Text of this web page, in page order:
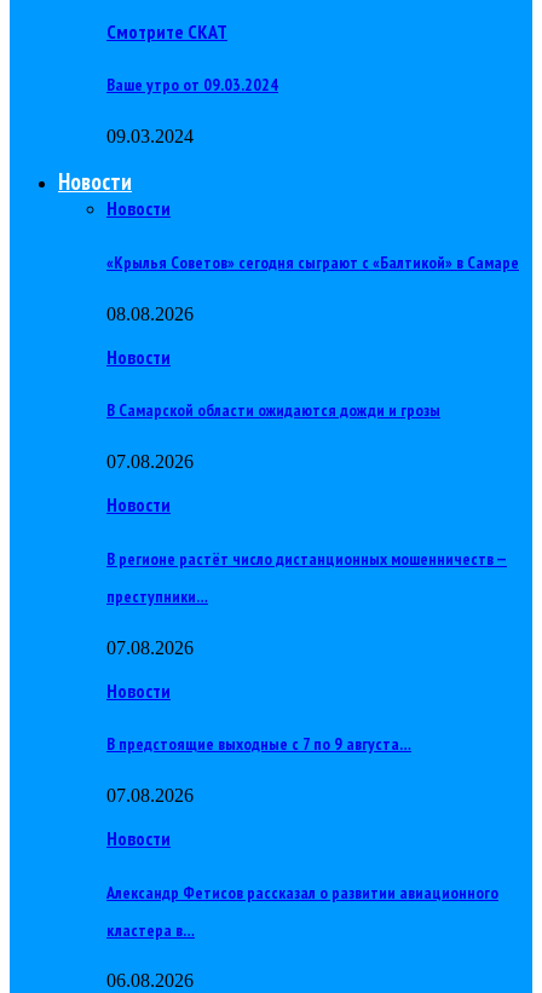
Смотрите СКАТ
Ваше утро от 09.03.2024
09.03.2024
Новости
Новости
«Крылья Советов» сегодня сыграют с «Балтикой» в Самаре
08.08.2026
Новости
В Самарской области ожидаются дожди и грозы
07.08.2026
Новости
В регионе растёт число дистанционных мошенничеств —
преступники…
07.08.2026
Новости
В предстоящие выходные с 7 по 9 августа…
07.08.2026
Новости
Александр Фетисов рассказал о развитии авиационного
кластера в…
06.08.2026